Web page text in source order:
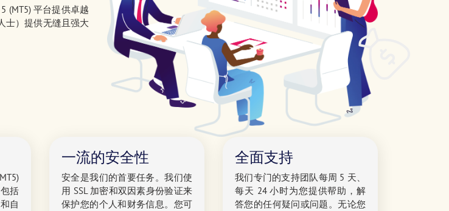
(MT5) 平台提供卓越
士）提供无缝且强大
括
自
一流的安全性
安全是我们的首要任务。我们使
用 SSL 加密和双因素身份验证来
保护您的个人和财务信息。您可
全面支持
我们专门的支持团队每周 5 天、
每天 24 小时为您提供帮助，解
答您的任何疑问或问题。无论您